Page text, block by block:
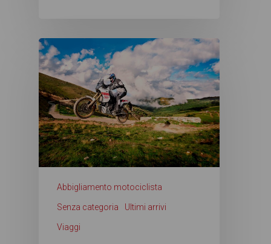
Abbigliamento motociclista
Senza categoria Ultimi arrivi
Viaggi